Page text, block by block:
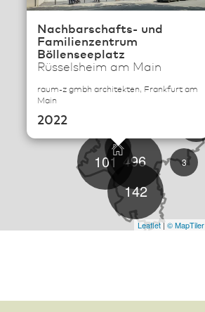
19
3
142
101 496
Nachbarschafts- und
Familienzentrum
Böllenseeplatz
Rüsselsheim am Main
raum-z gmbh architekten, Frankfurt am
Main
2022
Leaflet|© MapTiler